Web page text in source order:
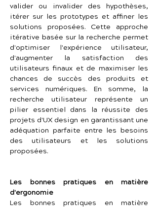
valider ou invalider des hypothèses,
itérer sur les prototypes et affiner les
solutions proposées. Cette approche
itérative basée sur la recherche permet
d'optimiser l'expérience utilisateur,
d'augmenter la satisfaction des
utilisateurs finaux et de maximiser les
chances de succès des produits et
services numériques. En somme, la
recherche utilisateur représente un
pilier essentiel dans la réussite des
projets d'UX design en garantissant une
adéquation parfaite entre les besoins
des utilisateurs et les solutions
proposées.
Les bonnes pratiques en matière
d'ergonomie
Les bonnes pratiques en matière